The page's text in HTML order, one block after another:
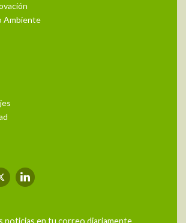
Ambiente
noticias en tu correo diariamente